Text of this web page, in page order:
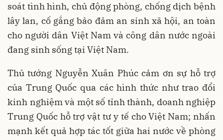
soát tình hình, chủ động phòng, chống dịch bệnh
lây lan, cố gắng bảo đảm an sinh xã hội, an toàn
cho người dân Việt Nam và công dân nước ngoài
đang sinh sống tại Việt Nam.
Thủ tướng Nguyễn Xuân Phúc cảm ơn sự hỗ trợ
của Trung Quốc qua các hình thức như trao đổi
kinh nghiệm và một số tỉnh thành, doanh nghiệp
Trung Quốc hỗ trợ vật tư y tế cho Việt Nam; nhấn
mạnh kết quả hợp tác tốt giữa hai nước về phòng